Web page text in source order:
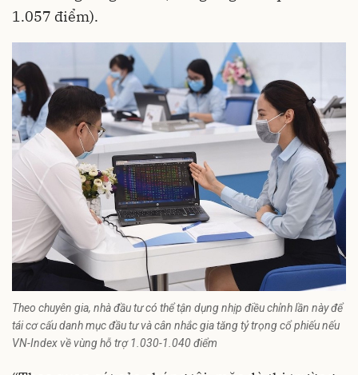
1.057 điểm).
Theo chuyên gia, nhà đầu tư có thể tận dụng nhịp điều chỉnh lần này để
tái cơ cấu danh mục đầu tư và cân nhắc gia tăng tỷ trọng cổ phiếu nếu
VN-Index về vùng hỗ trợ 1.030-1.040 điểm